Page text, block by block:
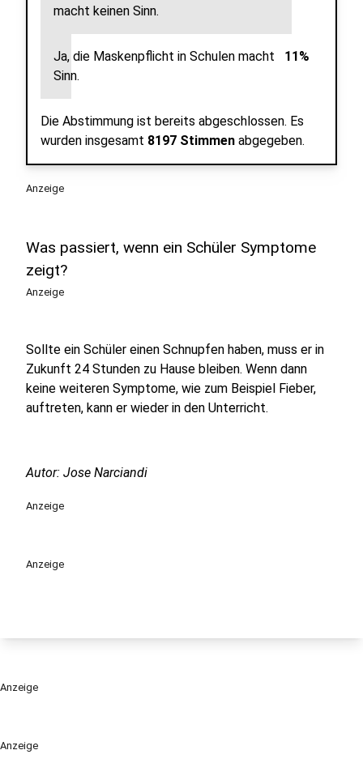
Anzeige
macht keinen Sinn.
Ja, die Maskenpflicht in Schulen macht
Sinn.
11%
Die Abstimmung ist bereits abgeschlossen. Es
wurden insgesamt 8197 Stimmen abgegeben.
Anzeige
Was passiert, wenn ein Schüler Symptome
zeigt?
Anzeige
Sollte ein Schüler einen Schnupfen haben, muss er in
Zukunft 24 Stunden zu Hause bleiben. Wenn dann
keine weiteren Symptome, wie zum Beispiel Fieber,
auftreten, kann er wieder in den Unterricht.
Autor: Jose Narciandi
Anzeige
Anzeige
Anzeige